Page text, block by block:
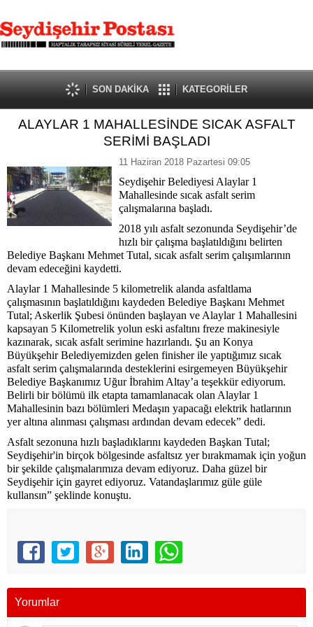
SON DAKİKA KATEGORİLER
ALAYLAR 1 MAHALLESİNDE SICAK ASFALT
SERİMİ BAŞLADI
11 Haziran 2018 Pazartesi 09:05
Seydişehir Belediyesi Alaylar 1
Mahallesinde sıcak asfalt serim
çalışmalarına başladı.
2018 yılı asfalt sezonunda Seydişehir’de
hızlı bir çalışma başlatıldığını belirten
Belediye Başkanı Mehmet Tutal, sıcak asfalt serim çalışımlarının
devam edeceğini kaydetti.
Alaylar 1 Mahallesinde 5 kilometrelik alanda asfaltlama
çalışmasının başlatıldığını kaydeden Belediye Başkanı Mehmet
Tutal; Askerlik Şubesi önünden başlayan ve Alaylar 1 Mahallesini
kapsayan 5 Kilometrelik yolun eski asfaltını freze makinesiyle
kazınarak, sıcak asfalt serimine hazırlandı. Şu an Konya
Büyükşehir Belediyemizden gelen finisher ile yaptığımız sıcak
asfalt serim çalışmalarında desteklerini esirgemeyen Büyükşehir
Belediye Başkanımız Uğur İbrahim Altay’a teşekkür ediyorum.
Belirli bir bölümü ilk etapta tamamlanacak olan Alaylar 1
Mahallesinin bazı bölümleri Medaşın yapacağı elektrik hatlarının
yer altına alınması çalışması ardından devam edecek” dedi.
Asfalt sezonuna hızlı başladıklarını kaydeden Başkan Tutal;
Seydişehir'in birçok bölgesinde asfaltsız yer bırakmamak için yoğun
bir şekilde çalışmalarımıza devam ediyoruz. Daha güzel bir
Seydişehir için gayret ediyoruz. Vatandaşlarımız güle güle
kullansın” şeklinde konuştu.
Yorumlar